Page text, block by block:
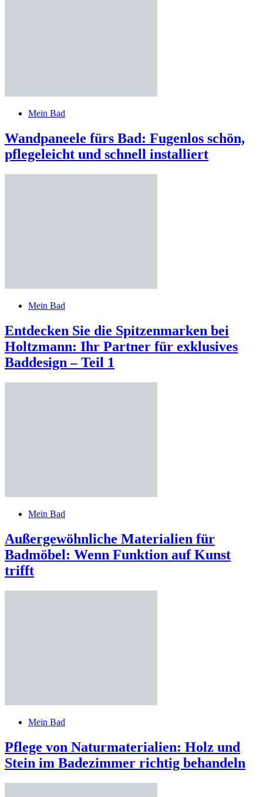
Mein Bad
Wandpaneele fürs Bad: Fugenlos schön,
pflegeleicht und schnell installiert
Mein Bad
Entdecken Sie die Spitzenmarken bei
Holtzmann: Ihr Partner für exklusives
Baddesign – Teil 1
Mein Bad
Außergewöhnliche Materialien für
Badmöbel: Wenn Funktion auf Kunst
trifft
Mein Bad
Pflege von Naturmaterialien: Holz und
Stein im Badezimmer richtig behandeln